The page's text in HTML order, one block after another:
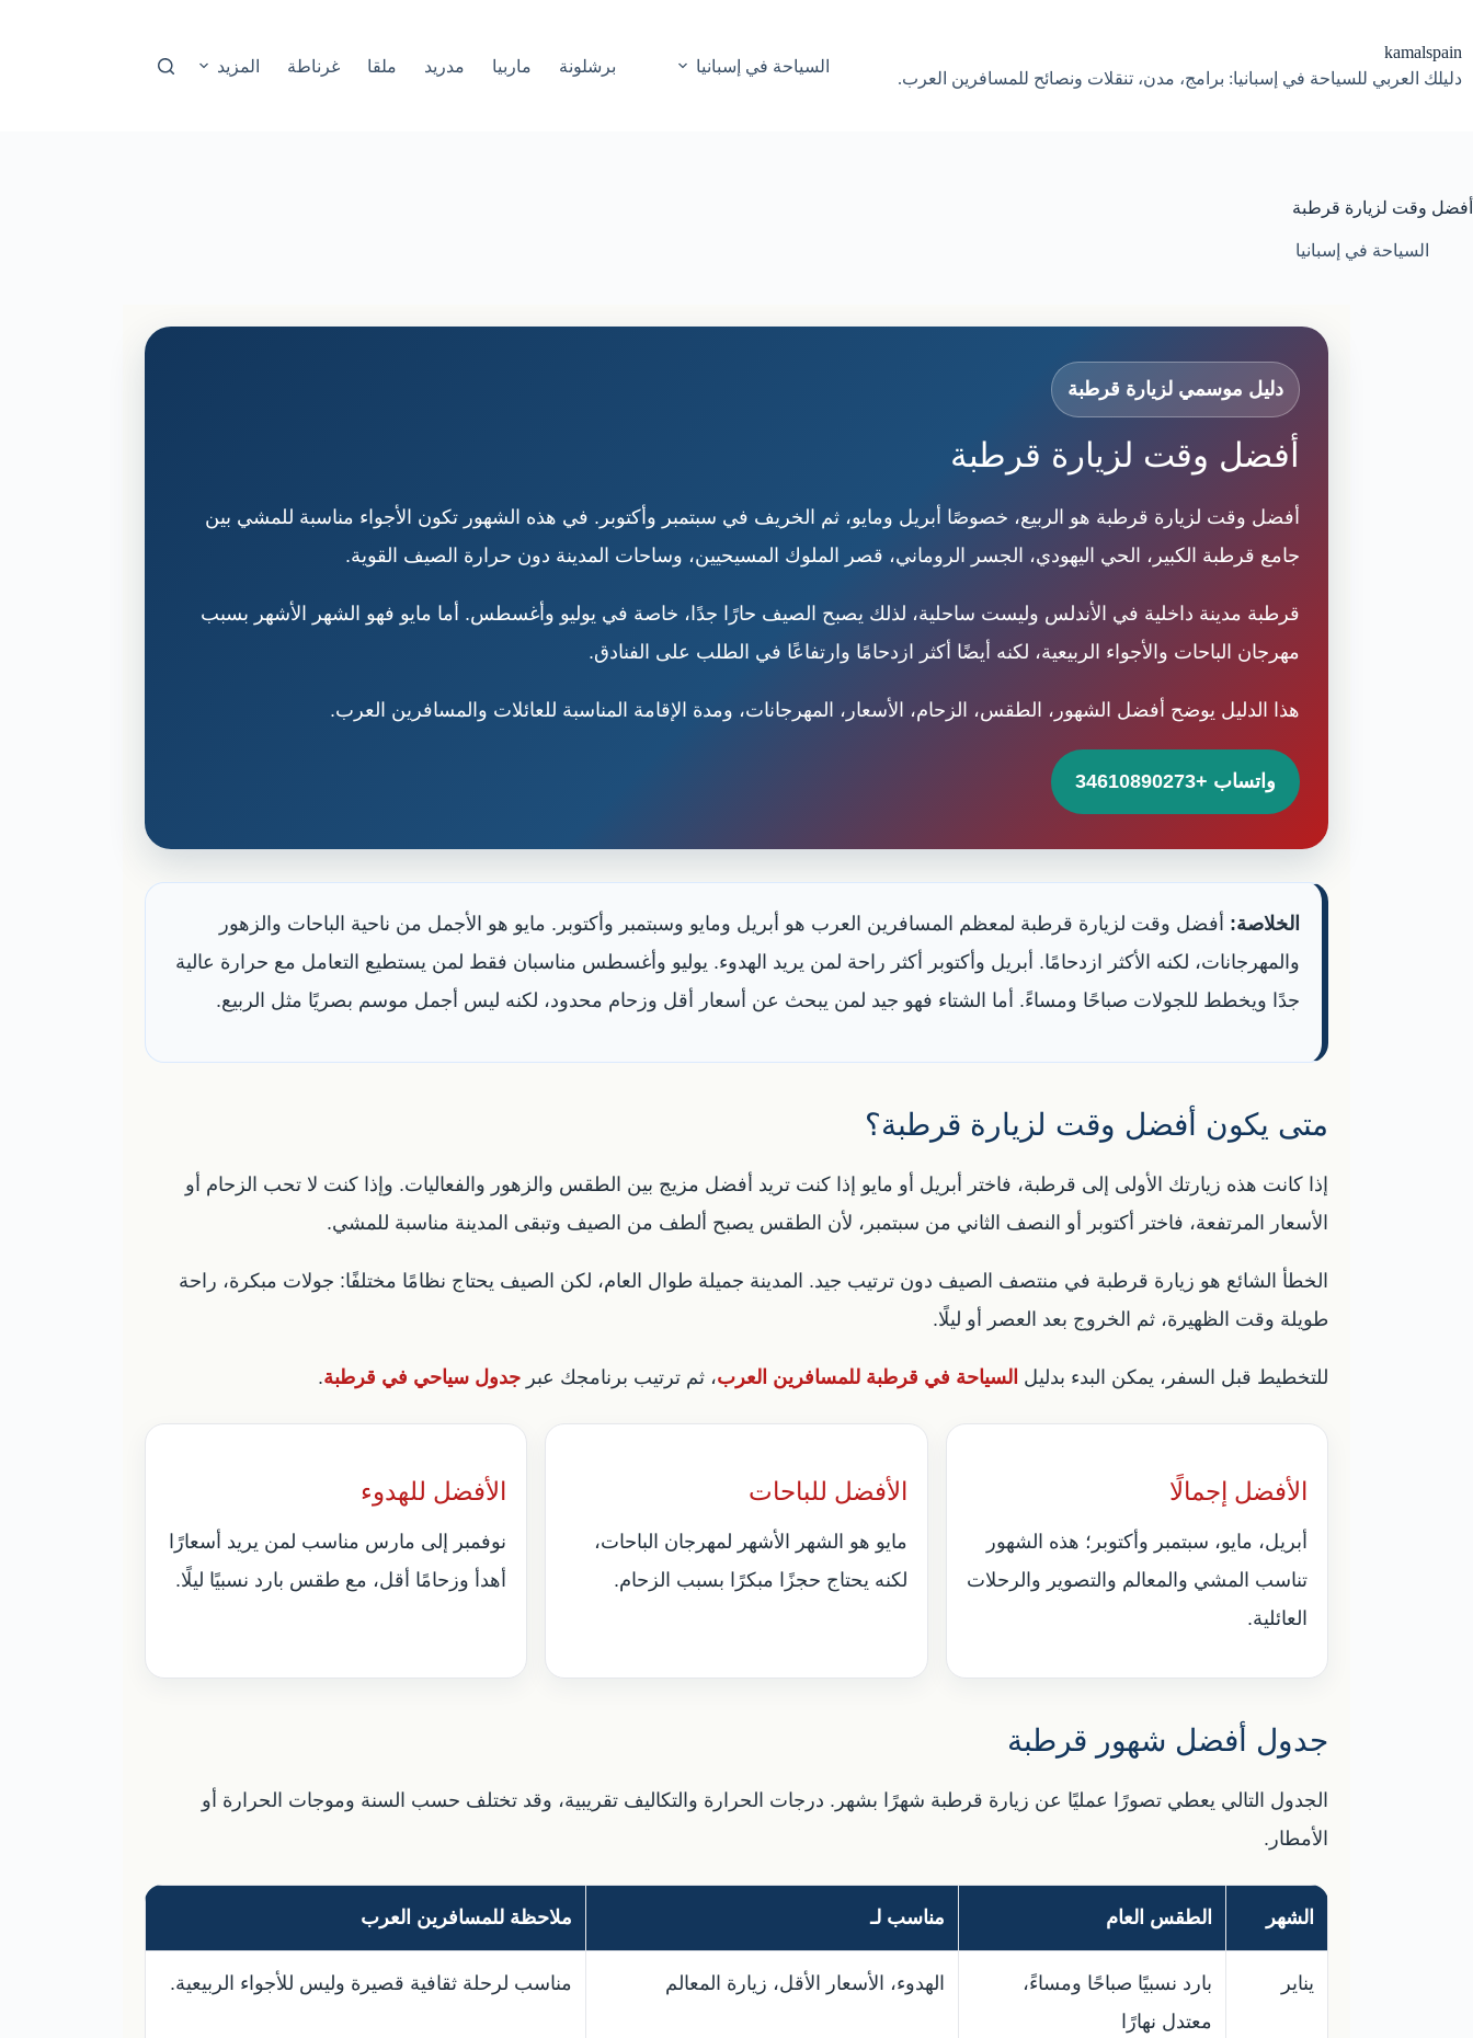
المحتوى
kamalspain
دليلك العربي للسياحة في إسبانيا: برامج، مدن، تنقلات ونصائح للمسافرين العرب.
السياحة في إسبانيا برشلونة ماربيا مدريد ملقا غرناطة المزيد
أفضل وقت لزيارة قرطبة
السياحة في إسبانيا
دليل موسمي لزيارة قرطبة
أفضل وقت لزيارة قرطبة
أفضل وقت لزيارة قرطبة هو الربيع، خصوصًا أبريل ومايو، ثم الخريف في سبتمبر وأكتوبر. في هذه الشهور تكون الأجواء مناسبة للمشي بين
جامع قرطبة الكبير، الحي اليهودي، الجسر الروماني، قصر الملوك المسيحيين، وساحات المدينة دون حرارة الصيف القوية.
قرطبة مدينة داخلية في الأندلس وليست ساحلية، لذلك يصبح الصيف حارًا جدًا، خاصة في يوليو وأغسطس. أما مايو فهو الشهر الأشهر بسبب
مهرجان الباحات والأجواء الربيعية، لكنه أيضًا أكثر ازدحامًا وارتفاعًا في الطلب على الفنادق.
هذا الدليل يوضح أفضل الشهور، الطقس، الزحام، الأسعار، المهرجانات، ومدة الإقامة المناسبة للعائلات والمسافرين العرب.
واتساب +34610890273
الخلاصة: أفضل وقت لزيارة قرطبة لمعظم المسافرين العرب هو أبريل ومايو وسبتمبر وأكتوبر. مايو هو الأجمل من ناحية الباحات والزهور
والمهرجانات، لكنه الأكثر ازدحامًا. أبريل وأكتوبر أكثر راحة لمن يريد الهدوء. يوليو وأغسطس مناسبان فقط لمن يستطيع التعامل مع حرارة عالية
جدًا ويخطط للجولات صباحًا ومساءً. أما الشتاء فهو جيد لمن يبحث عن أسعار أقل وزحام محدود، لكنه ليس أجمل موسم بصريًا مثل الربيع.
متى يكون أفضل وقت لزيارة قرطبة؟
إذا كانت هذه زيارتك الأولى إلى قرطبة، فاختر أبريل أو مايو إذا كنت تريد أفضل مزيج بين الطقس والزهور والفعاليات. وإذا كنت لا تحب الزحام أو
الأسعار المرتفعة، فاختر أكتوبر أو النصف الثاني من سبتمبر، لأن الطقس يصبح ألطف من الصيف وتبقى المدينة مناسبة للمشي.
الخطأ الشائع هو زيارة قرطبة في منتصف الصيف دون ترتيب جيد. المدينة جميلة طوال العام، لكن الصيف يحتاج نظامًا مختلفًا: جولات مبكرة، راحة
طويلة وقت الظهيرة، ثم الخروج بعد العصر أو ليلًا.
للتخطيط قبل السفر، يمكن البدء بدليل السياحة في قرطبة للمسافرين العرب، ثم ترتيب برنامجك عبر جدول سياحي في قرطبة.
الأفضل إجمالًا
أبريل، مايو، سبتمبر وأكتوبر؛ هذه الشهور
تناسب المشي والمعالم والتصوير والرحلات
العائلية.
الأفضل للباحات
مايو هو الشهر الأشهر لمهرجان الباحات،
لكنه يحتاج حجزًا مبكرًا بسبب الزحام.
الأفضل للهدوء
نوفمبر إلى مارس مناسب لمن يريد أسعارًا
أهدأ وزحامًا أقل، مع طقس بارد نسبيًا ليلًا.
جدول أفضل شهور قرطبة
الجدول التالي يعطي تصورًا عمليًا عن زيارة قرطبة شهرًا بشهر. درجات الحرارة والتكاليف تقريبية، وقد تختلف حسب السنة وموجات الحرارة أو
الأمطار.
الشهر الطقس العام مناسب لـ ملاحظة للمسافرين العرب
يناير
بارد نسبيًا صباحًا ومساءً،
معتدل نهارًا
الهدوء، الأسعار الأقل، زيارة المعالم مناسب لرحلة ثقافية قصيرة وليس للأجواء الربيعية.